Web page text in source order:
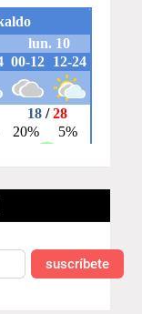
suscríbete